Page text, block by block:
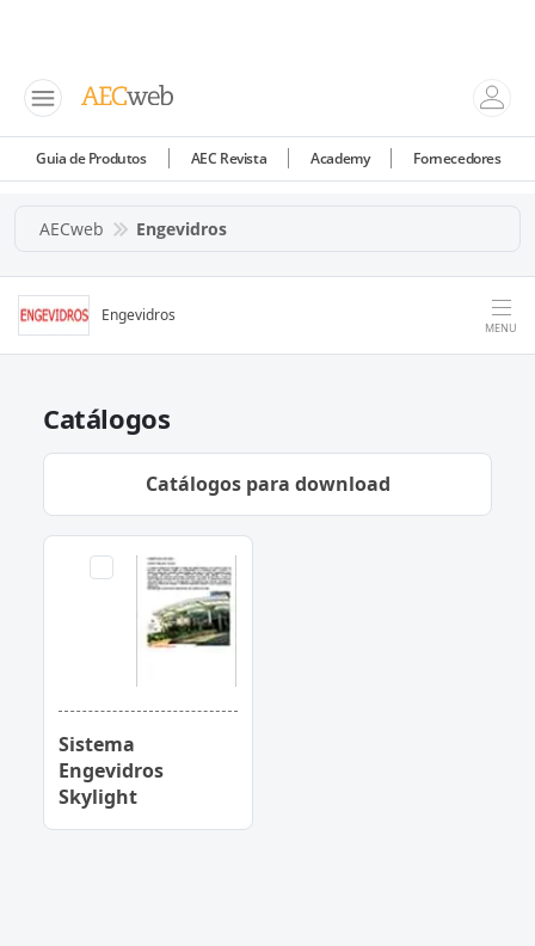
Guia de Produtos AEC Revista Academy Fornecedores
AECweb Engevidros
Engevidros
MENU
Catálogos
Catálogos para download
Sistema
Engevidros
Skylight